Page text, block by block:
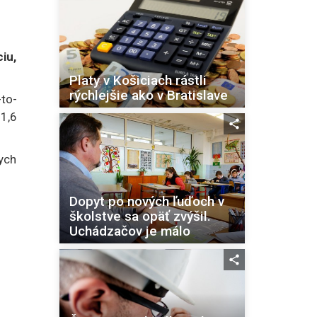
Platy v Košiciach rástli
rýchlejšie ako v Bratislave
Dopyt po nových ľuďoch v
školstve sa opäť zvýšil.
Uchádzačov je málo